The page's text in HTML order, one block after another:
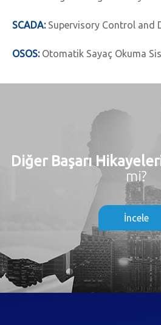
SCADA: Supervisory Control and
OSOS:Otomatik Sayaç Okuma
Diğer Başarı
mi?
İncele